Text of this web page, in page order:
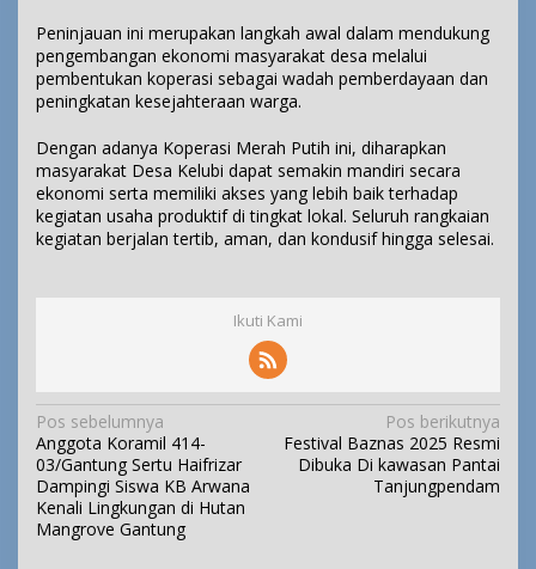
Peninjauan ini merupakan langkah awal dalam mendukung
pengembangan ekonomi masyarakat desa melalui
pembentukan koperasi sebagai wadah pemberdayaan dan
peningkatan kesejahteraan warga.
Dengan adanya Koperasi Merah Putih ini, diharapkan
masyarakat Desa Kelubi dapat semakin mandiri secara
ekonomi serta memiliki akses yang lebih baik terhadap
kegiatan usaha produktif di tingkat lokal. Seluruh rangkaian
kegiatan berjalan tertib, aman, dan kondusif hingga selesai.
Ikuti Kami
N
a
v
i
g
Pos sebelumnya
Anggota Koramil 414-
03/Gantung Sertu Haifrizar
Dampingi Siswa KB Arwana
Kenali Lingkungan di Hutan
Mangrove Gantung
Pos berikutnya
Festival Baznas 2025 Resmi
Dibuka Di kawasan Pantai
Tanjungpendam